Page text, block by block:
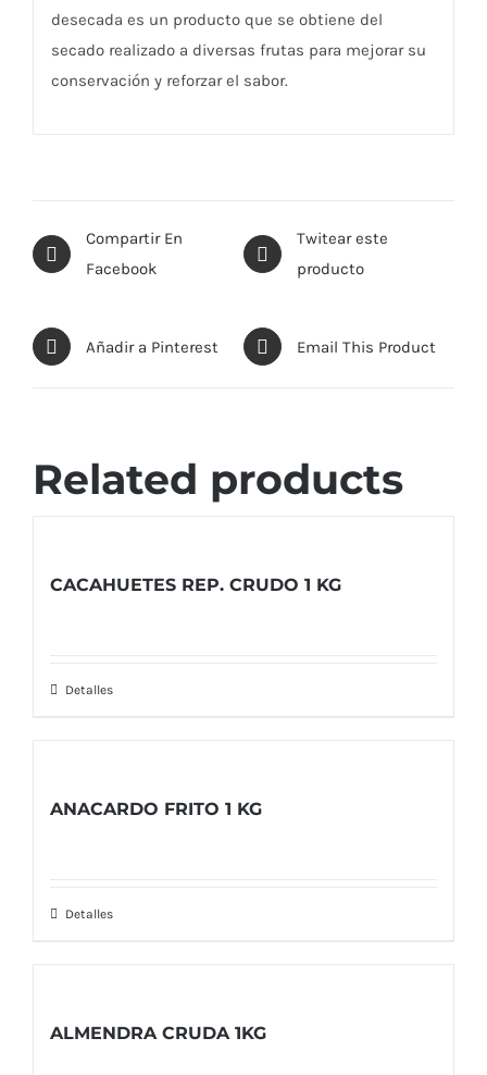
desecada es un producto que se obtiene del
secado realizado a diversas frutas para mejorar su
conservación y reforzar el sabor.
Compartir En
Facebook
Twitear este
producto
Añadir a Pinterest Email This Product
Related products
CACAHUETES REP. CRUDO 1 KG
Detalles
ANACARDO FRITO 1 KG
Detalles
ALMENDRA CRUDA 1KG